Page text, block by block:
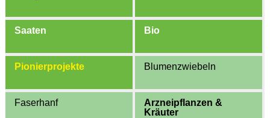
Saaten Bio
Pionierprojekte Blumenzwiebeln
Faserhanf
Arzneipflanzen &
Kräuter